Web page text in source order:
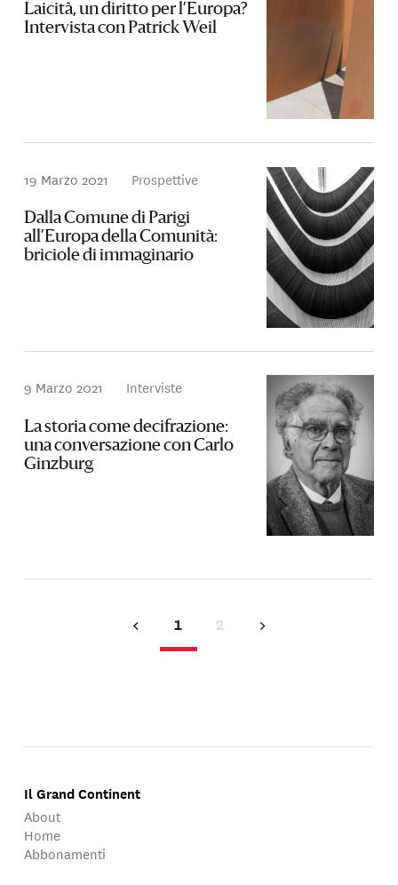
Laicità, un diritto per l’Europa?
Intervista con Patrick Weil
19 Marzo 2021 Prospettive
Dalla Comune di Parigi
all’Europa della Comunità:
briciole di immaginario
9 Marzo 2021 Interviste
La storia come decifrazione:
una conversazione con Carlo
Ginzburg
1 2
Il Grand Continent
About
Home
Abbonamenti